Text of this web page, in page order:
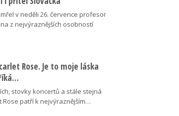
v neděli 26. července profesor
z nejvýraznějších osobností
Rose. Je to moje láska
stovky koncertů a stále stejná
Rose patří k nejvýraznějším…